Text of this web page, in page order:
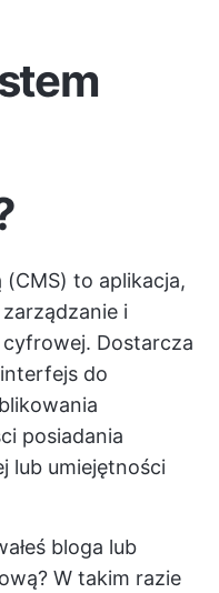
to aplikacja,
i
Dostarcza
do
posiadania
lub umiejętności
bloga lub
W takim razie